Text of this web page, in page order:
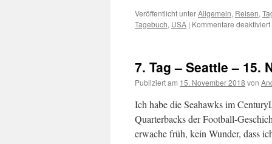
/
18.
Veröffentlicht unterAllgemein, Reisen,
Tagebuch, USA | Kommentare deaktiviert
7. Tag – Seattle – 15.
Publiziert am 15. November 2018 von
Ich habe die Seahawks im
Quarterbacks der Football-
erwache früh, kein Wunder, dass